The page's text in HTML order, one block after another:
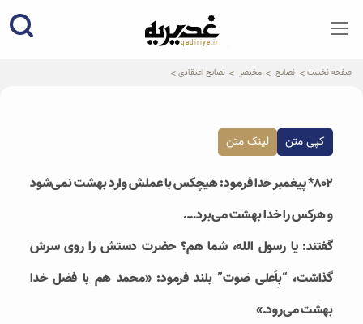
qadiriye.ir
نشریه ی غدیریه-بیانات استاد
صفحه نخست نصایح مختصر نصایح اعتقادی
کپی متن لینک متن
۸۰۲* پیغمبر خدا فرمود: هیچکس با عملش وارد بهشت نمی‌شود
و هرکس را خدا بهشت می‌برد….
گفتند: یا رسول الله، شما هم؟ حضرت دستش را روی سرش
گذاشت، “بِاَعلی صَوت” بلند فرمود: «محمد هم با فضل خدا
بهشت می‌رود.»